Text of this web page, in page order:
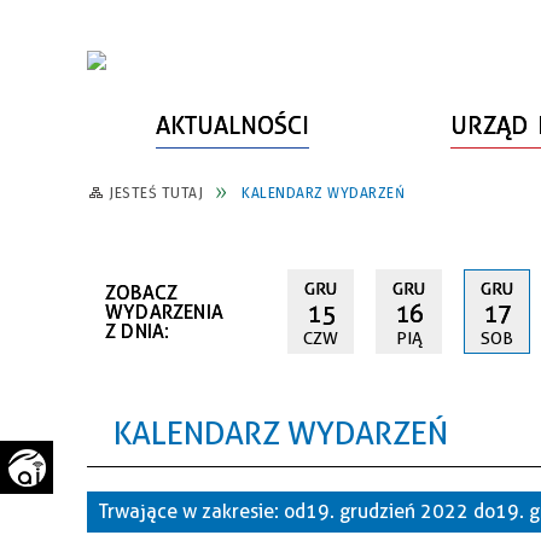
AKTUALNOŚCI URZĄD
WŁADZE MIASTA
URZĄD STANU CYWILNEGO
STRATEGIE, PLANY, PROGRAMY
FUNDUSZE ZEWNĘTRZNE
INFORMACJE O MIEŚCIE
PARTNERZY, NGO
JEDNOSTKI MIEJSKIE
INWESTYCJE MIEJSKIE
POWIATOWY LIDER
PRZEDSIĘBIORCZOŚCI
SPORT
SZLAKI TURYSTYCZNE
ZAŁATW SPRAWĘ
BEZPIECZEŃSTWO
ZWIERZĘTA W GMINIE
INFORMATOR
KOMUNIKACJA I TRANSPORT
JESTEŚ TUTAJ KALENDARZ WYDARZEŃ
ZOBACZ
WYDARZENIA
Z DNIA:
GRU
15
CZW
GRU
16
PIĄ
GRU
17
SOB
KALENDARZ WYDARZEŃ
Trwające w zakresie: od 19. grudzień 2022 do 19.